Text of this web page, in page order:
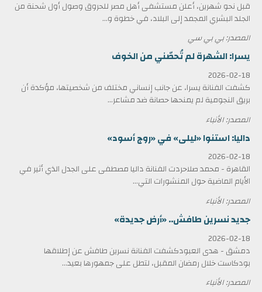
قبل نحو شهرين، أعلن مستشفى أهل مصر للحروق وصول أول شحنة من
الجلد البشري المجمد إلى البلاد، في خطوة و...
المصدر: بي بي سي
يسرا: الشهرة لم تُحصّني من الخوف
2026-02-18
كشفت الفنانة يسرا، عن جانب إنساني مختلف من شخصيتها، مؤكدة أن
بريق النجومية لم يمنحها حصانة ضد مشاعر...
المصدر: الأنباء
داليا: استنوا «ليلى» في «روج أسود»
2026-02-18
القاهرة - محمد صلاحردت الفنانة داليا مصطفى على الجدل الذي أثير في
الأيام الماضية حول المنشورات التي...
المصدر: الأنباء
جديد نسرين طافش.. «أرض جديدة»
2026-02-18
دمشق - هدى العبودكشفت الفنانة نسرين طافش عن إطلاقها
بودكاست خلال رمضان المقبل، لتطل على جمهورها بعيد...
المصدر: الأنباء